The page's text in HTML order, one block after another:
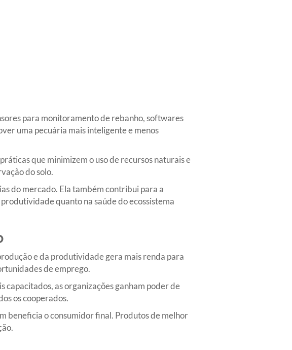
para monitoramento de rebanho, softwares
uma pecuária mais inteligente e menos
que minimizem o uso de recursos naturais e
do solo.
do mercado. Ela também contribui para a
quanto na saúde do ecossistema
e da produtividade gera mais renda para
de emprego.
as organizações ganham poder de
os cooperados.
beneficia o consumidor final. Produtos de melhor